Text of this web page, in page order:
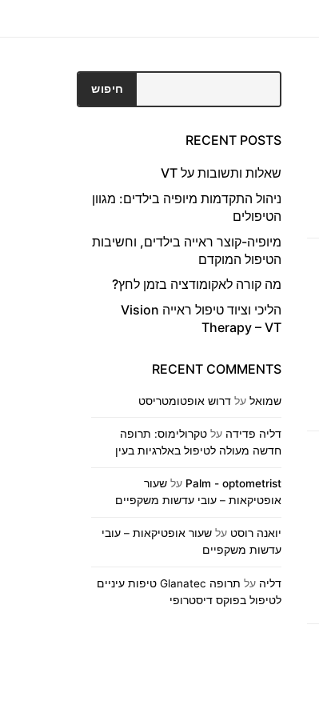
חיפוש
RECENT POSTS
שאלות ותשובות על VT
ניהול התקדמות מיופיה בילדים: מגוון
הטיפולים
מיופיה-קוצר ראייה בילדים, וחשיבות
הטיפול המוקדם
מה קורה לאקומודציה בזמן לחץ?
הליכי וציוד טיפול ראייה Vision
Therapy – VT
RECENT COMMENTS
שמואל על דרוש אופטומטריסט
דליה פדידה על טקרולימוס: תרופה
חדשה מעולה לטיפול באלרגיות בעין
Palm - optometrist על שעור
אופטיקאות – עובי עדשות משקפיים
יואנה רוסט על שעור אופטיקאות – עובי
עדשות משקפיים
דליה על
תרופה Glanatec טיפות עיניים
לטיפול בפוקס דיסטרופי